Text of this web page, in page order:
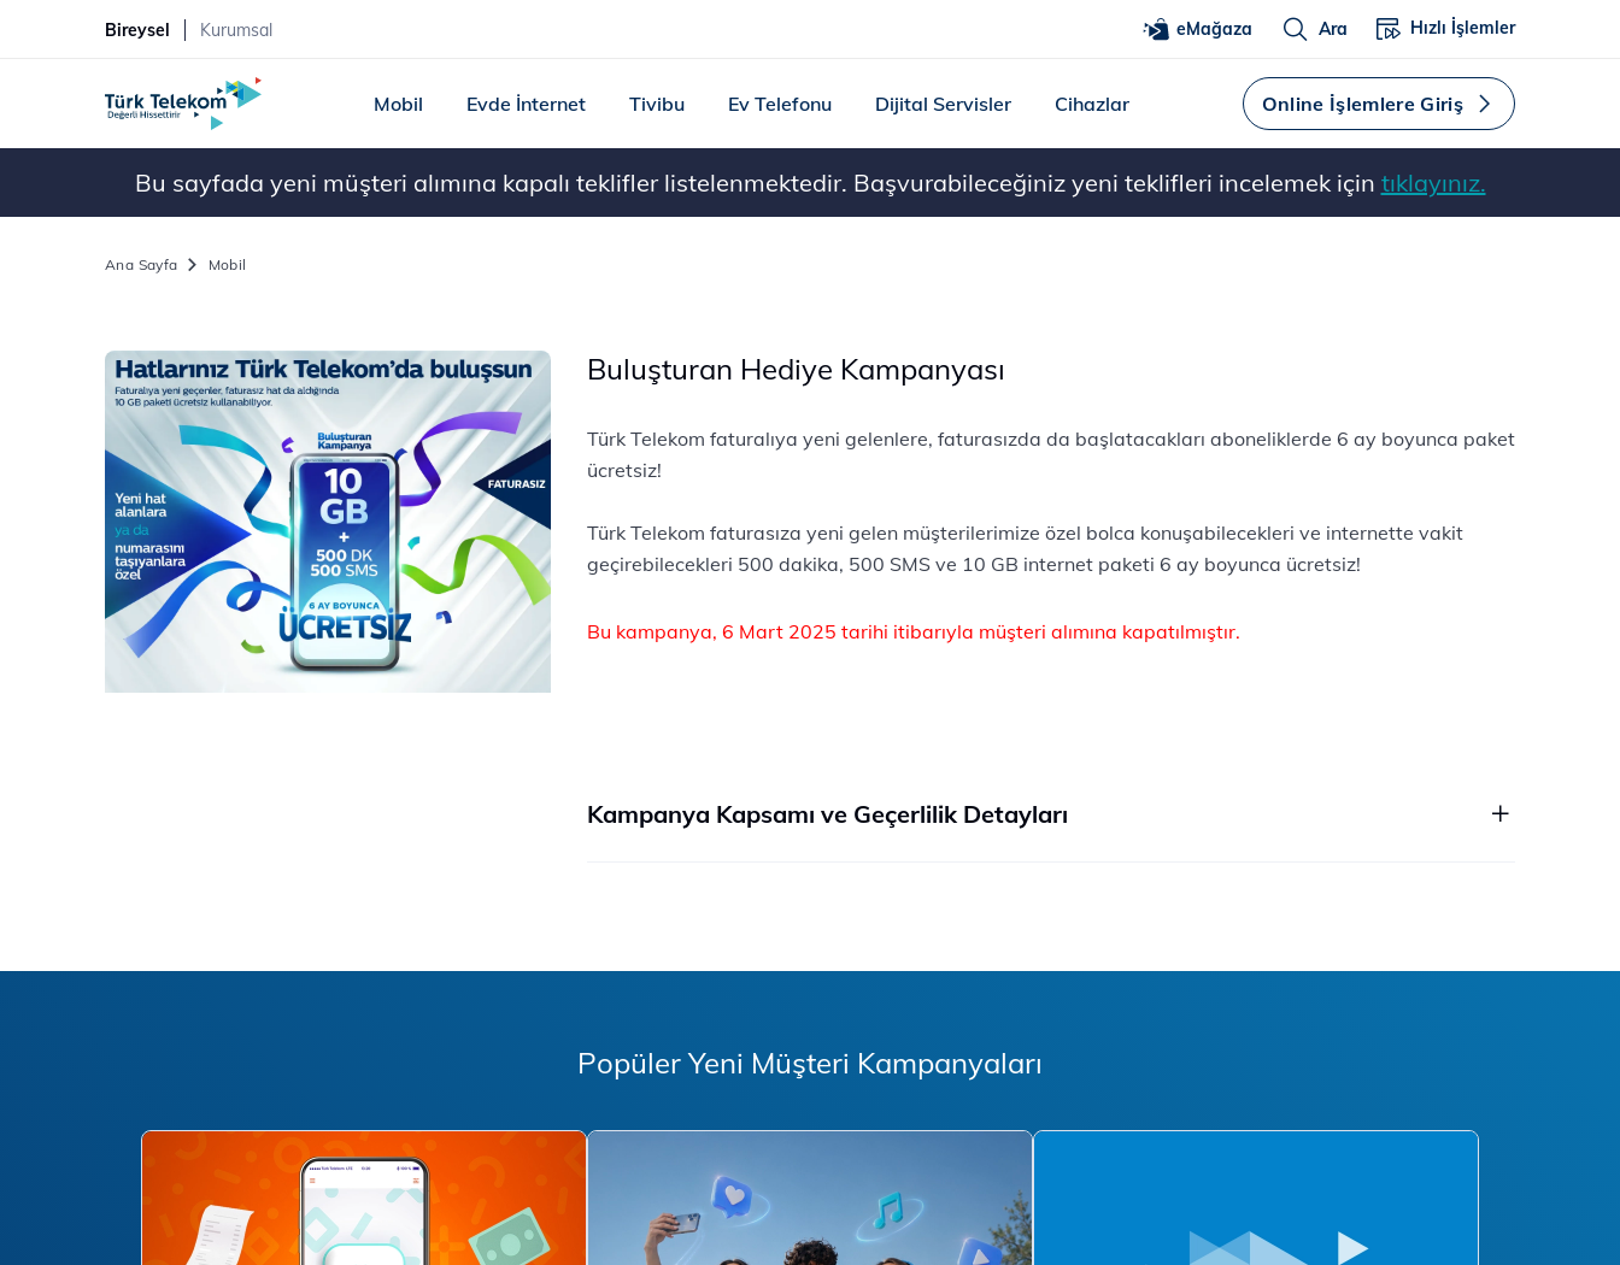
Bireysel Kurumsal eMağaza Ara Hızlı İşlemler
Mobil Evde İnternet Tivibu Ev Telefonu Dijital Servisler Cihazlar Online İşlemlere Giriş
Bu sayfada yeni müşteri alımına kapalı teklifler listelenmektedir. Başvurabileceğiniz yeni teklifleri incelemek için tıklayınız.
Ana Sayfa Mobil
Buluşturan Hediye Kampanyası
Türk Telekom faturalıya yeni gelenlere, faturasızda da başlatacakları aboneliklerde 6 ay boyunca paket
ücretsiz!
Türk Telekom faturasıza yeni gelen müşterilerimize özel bolca konuşabilecekleri ve internette vakit
geçirebilecekleri 500 dakika, 500 SMS ve 10 GB internet paketi 6 ay boyunca ücretsiz!
Bu kampanya, 6 Mart 2025 tarihi itibarıyla müşteri alımına kapatılmıştır.
Kampanya Kapsamı ve Geçerlilik Detayları
Popüler Yeni Müşteri Kampanyaları